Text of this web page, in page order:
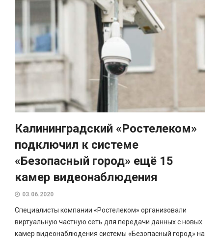
Калининградский «Ростелеком»
подключил к системе
«Безопасный город» ещё 15
камер видеонаблюдения
03.06.2020
Специалисты компании «Ростелеком» организовали
виртуальную частную сеть для передачи данных с новых
камер видеонаблюдения системы «Безопасный город» на